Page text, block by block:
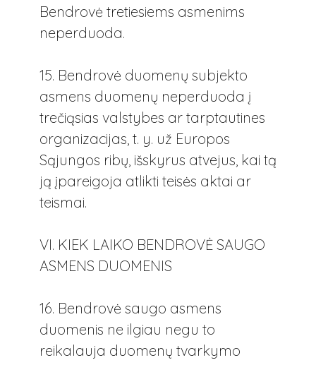
Bendrovė tretiesiems asmenims
neperduoda.
15. Bendrovė duomenų subjekto
asmens duomenų neperduoda į
trečiąsias valstybes ar tarptautines
organizacijas, t. y. už Europos
Sąjungos ribų, išskyrus atvejus, kai tą
ją įpareigoja atlikti teisės aktai ar
teismai.
VI. KIEK LAIKO BENDROVĖ SAUGO
ASMENS DUOMENIS
16. Bendrovė saugo asmens
duomenis ne ilgiau negu to
reikalauja duomenų tvarkymo